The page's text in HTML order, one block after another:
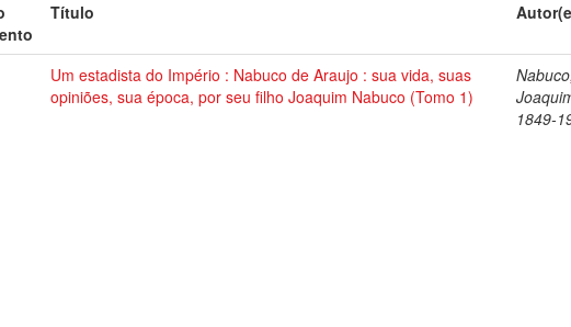
Título
Um estadista do Império : Nabuco de Araujo : sua vida, suas
opiniões, sua época, por seu filho Joaquim Nabuco (Tomo 1)
Nabuco,
1849-